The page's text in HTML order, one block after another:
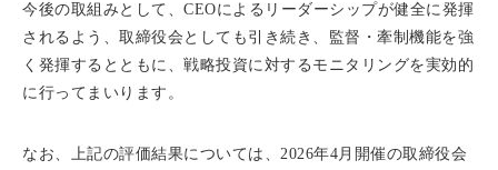
今後の取組みとして、CEOによるリーダーシップが健全に発揮
されるよう、取締役会としても引き続き、監督・牽制機能を強
く発揮するとともに、戦略投資に対するモニタリングを実効的
に行ってまいります。
なお、上記の評価結果については、2026年4月開催の取締役会